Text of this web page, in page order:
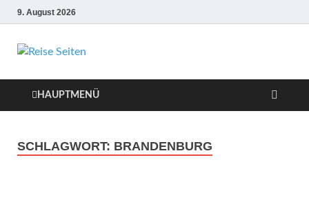
9. August 2026
Die besten Reise-
Webseiten für
Ihre perfekte
Reiseplanung
HAUPTMENÜ
SCHLAGWORT: BRANDENBURG